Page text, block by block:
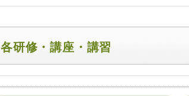
各研修・講座・講習